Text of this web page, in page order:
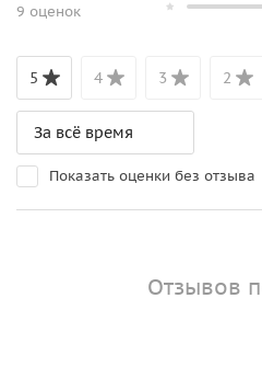
9 оценок
5 4 3 2
Показать оценки без отзыва
Отзывов